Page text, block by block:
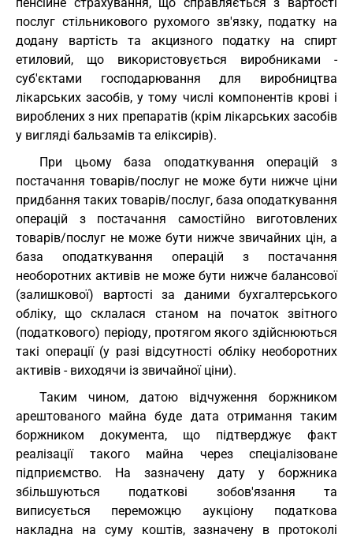
послуг стільникового рухомого зв'язку, податку на
додану вартість та акцизного податку на спирт
етиловий, що використовується виробниками -
суб'єктами господарювання для виробництва
лікарських засобів, у тому числі компонентів крові і
вироблених з них препаратів (крім лікарських засобів
у вигляді бальзамів та еліксирів).
При цьому база оподаткування операцій з
постачання товарів/послуг не може бути нижче ціни
придбання таких товарів/послуг, база оподаткування
операцій з постачання самостійно виготовлених
товарів/послуг не може бути нижче звичайних цін, а
база оподаткування операцій з постачання
необоротних активів не може бути нижче балансової
(залишкової) вартості за даними бухгалтерського
обліку, що склалася станом на початок звітного
(податкового) періоду, протягом якого здійснюються
такі операції (у разі відсутності обліку необоротних
активів - виходячи із звичайної ціни).
Таким чином, датою відчуження боржником
арештованого майна буде дата отримання таким
боржником документа, що підтверджує факт
реалізації такого майна через спеціалізоване
підприємство. На зазначену дату у боржника
збільшуються податкові зобов'язання та
виписується переможцю аукціону податкова
накладна на суму коштів, зазначену в протоколі